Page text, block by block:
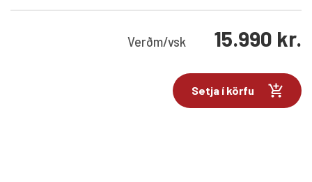
Verðm/vsk 15.990 kr.
Setja í körfu